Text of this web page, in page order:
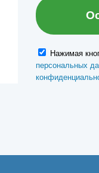
Нажимая
персональных